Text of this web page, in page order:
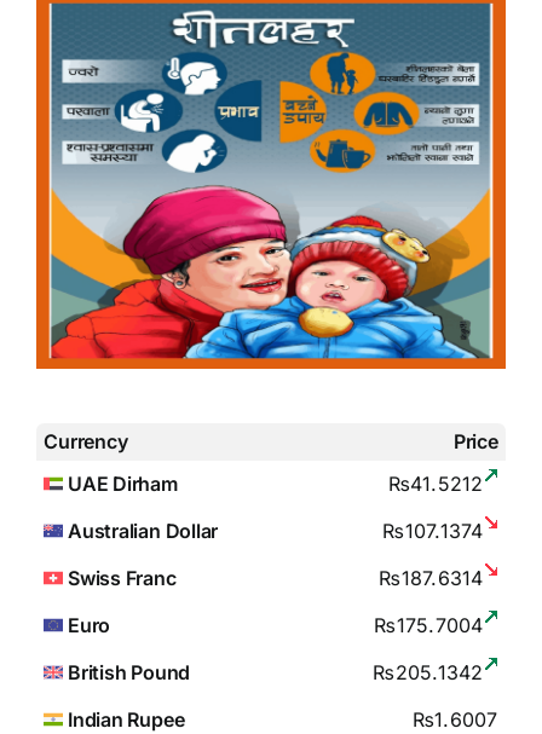
Currency
Price
UAE Dirham
₨41.5212
Australian Dollar
₨107.1374
Swiss Franc
₨187.6314
Euro
₨175.7004
British Pound
₨205.1342
Indian Rupee
₨1.6007